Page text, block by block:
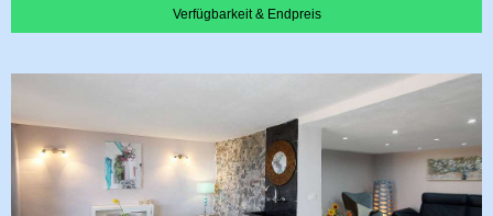
Verfügbarkeit & Endpreis